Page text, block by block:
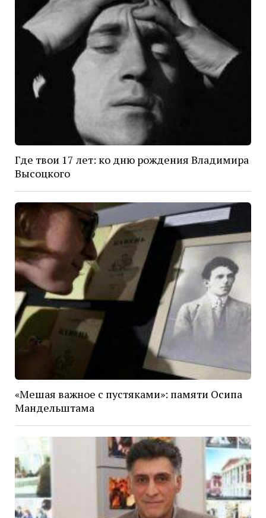
Где твои 17 лет: ко дню рождения Владимира
Высоцкого
«Мешая важное с пустяками»: памяти Осипа
Мандельштама